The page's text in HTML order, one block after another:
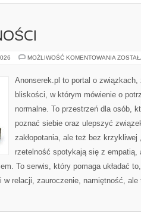
MOŻLIWOŚĆ KOMENTOWANIA
Anonserek.pl to portal o
bliskości, w którym mówienie o
normalne. To przestrzeń dla osób,
poznać siebie oraz ulepszyć
zakłopotania, ale też bez krzykliwej
rzetelność spotykają się z empatią,
To serwis, który pomaga układać
w relacji, zauroczenie, namiętność, ale